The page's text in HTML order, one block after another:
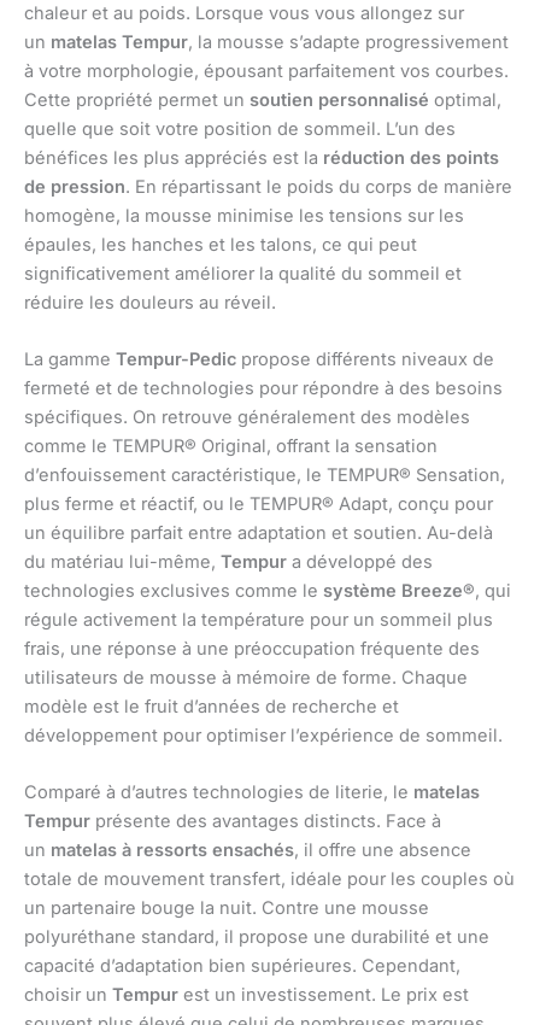
chaleur et au poids. Lorsque vous vous allongez sur
un matelas Tempur, la mousse s’adapte progressivement
à votre morphologie, épousant parfaitement vos courbes.
Cette propriété permet un soutien personnalisé optimal,
quelle que soit votre position de sommeil. L’un des
bénéfices les plus appréciés est la réduction des points
de pression. En répartissant le poids du corps de manière
homogène, la mousse minimise les tensions sur les
épaules, les hanches et les talons, ce qui peut
significativement améliorer la qualité du sommeil et
réduire les douleurs au réveil.
La gamme Tempur-Pedic propose différents niveaux de
fermeté et de technologies pour répondre à des besoins
spécifiques. On retrouve généralement des modèles
comme le TEMPUR® Original, offrant la sensation
d’enfouissement caractéristique, le TEMPUR® Sensation,
plus ferme et réactif, ou le TEMPUR® Adapt, conçu pour
un équilibre parfait entre adaptation et soutien. Au-delà
du matériau lui-même, Tempur a développé des
technologies exclusives comme le système Breeze®, qui
régule activement la température pour un sommeil plus
frais, une réponse à une préoccupation fréquente des
utilisateurs de mousse à mémoire de forme. Chaque
modèle est le fruit d’années de recherche et
développement pour optimiser l’expérience de sommeil.
Comparé à d’autres technologies de literie, le matelas
Tempur présente des avantages distincts. Face à
un matelas à ressorts ensachés, il offre une absence
totale de mouvement transfert, idéale pour les couples où
un partenaire bouge la nuit. Contre une mousse
polyuréthane standard, il propose une durabilité et une
capacité d’adaptation bien supérieures. Cependant,
choisir un Tempur est un investissement. Le prix est